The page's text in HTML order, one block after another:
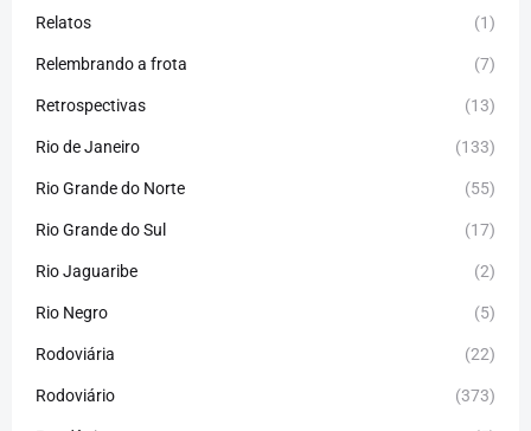
Relatos (1)
Relembrando a frota (7)
Retrospectivas (13)
Rio de Janeiro (133)
Rio Grande do Norte (55)
Rio Grande do Sul (17)
Rio Jaguaribe (2)
Rio Negro (5)
Rodoviária (22)
Rodoviário (373)